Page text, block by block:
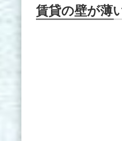
賃貸の壁が薄